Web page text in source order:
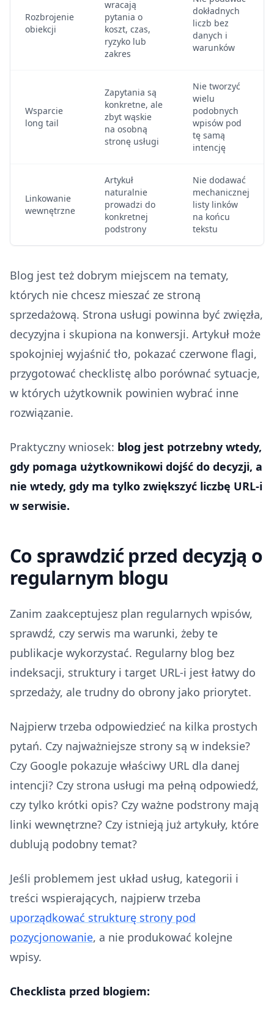
Rozbrojenie
obiekcji
wracają
pytania o
koszt, czas,
ryzyko lub
zakres
dokładnych
liczb bez
danych i
warunków
Wsparcie
long tail
Zapytania są
konkretne, ale
zbyt wąskie
na osobną
stronę usługi
Nie tworzyć
wielu
podobnych
wpisów pod
tę samą
intencję
Linkowanie
wewnętrzne
Artykuł
naturalnie
prowadzi do
konkretnej
podstrony
Nie dodawać
mechanicznej
listy linków
na końcu
tekstu
Blog jest też dobrym miejscem na tematy,
których nie chcesz mieszać ze stroną
sprzedażową. Strona usługi powinna być zwięzła,
decyzyjna i skupiona na konwersji. Artykuł może
spokojniej wyjaśnić tło, pokazać czerwone flagi,
przygotować checklistę albo porównać sytuacje,
w których użytkownik powinien wybrać inne
rozwiązanie.
Praktyczny wniosek: blog jest potrzebny wtedy,
gdy pomaga użytkownikowi dojść do decyzji, a
nie wtedy, gdy ma tylko zwiększyć liczbę URL-i
w serwisie.
Co sprawdzić przed decyzją o
regularnym blogu
Zanim zaakceptujesz plan regularnych wpisów,
sprawdź, czy serwis ma warunki, żeby te
publikacje wykorzystać. Regularny blog bez
indeksacji, struktury i target URL-i jest łatwy do
sprzedaży, ale trudny do obrony jako priorytet.
Najpierw trzeba odpowiedzieć na kilka prostych
pytań. Czy najważniejsze strony są w indeksie?
Czy Google pokazuje właściwy URL dla danej
intencji? Czy strona usługi ma pełną odpowiedź,
czy tylko krótki opis? Czy ważne podstrony mają
linki wewnętrzne? Czy istnieją już artykuły, które
dublują podobny temat?
Jeśli problemem jest układ usług, kategorii i
treści wspierających, najpierw trzeba
uporządkować strukturę strony pod
pozycjonowanie, a nie produkować kolejne
wpisy.
Checklista przed blogiem: